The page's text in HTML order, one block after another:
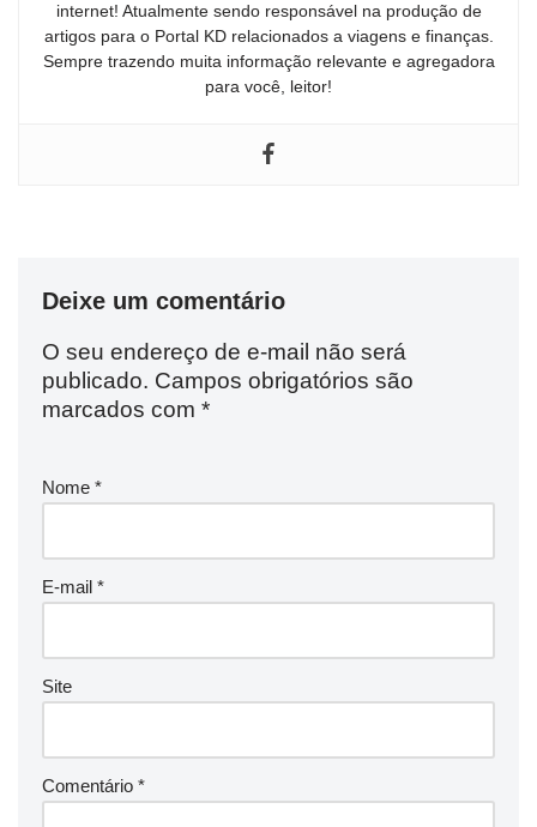
internet! Atualmente sendo responsável na produção de
artigos para o Portal KD relacionados a viagens e finanças.
Sempre trazendo muita informação relevante e agregadora
para você, leitor!
Deixe um comentário
O seu endereço de e-mail não será
publicado. Campos obrigatórios são
marcados com *
Nome *
E-mail *
Site
Comentário *